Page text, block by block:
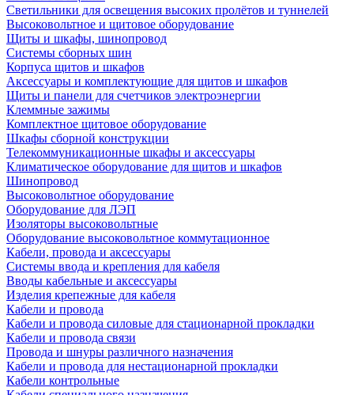
Светильники для освещения высоких пролётов и туннелей
Высоковольтное и щитовое оборудование
Щиты и шкафы, шинопровод
Системы сборных шин
Корпуса щитов и шкафов
Аксессуары и комплектующие для щитов и шкафов
Щиты и панели для счетчиков электроэнергии
Клеммные зажимы
Комплектное щитовое оборудование
Шкафы сборной конструкции
Телекоммуникационные шкафы и аксессуары
Климатическое оборудование для щитов и шкафов
Шинопровод
Высоковольтное оборудование
Оборудование для ЛЭП
Изоляторы высоковольтные
Оборудование высоковольтное коммутационное
Кабели, провода и аксессуары
Системы ввода и крепления для кабеля
Вводы кабельные и аксессуары
Изделия крепежные для кабеля
Кабели и провода
Кабели и провода силовые для стационарной прокладки
Кабели и провода связи
Провода и шнуры различного назначения
Кабели и провода для нестационарной прокладки
Кабели контрольные